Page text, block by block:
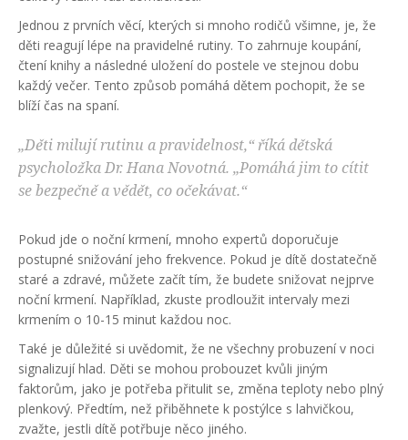
Jednou z prvních věcí, kterých si mnoho rodičů všimne, je, že
děti reagují lépe na pravidelné rutiny. To zahrnuje koupání,
čtení knihy a následné uložení do postele ve stejnou dobu
každý večer. Tento způsob pomáhá dětem pochopit, že se
blíží čas na spaní.
„Děti milují rutinu a pravidelnost,“ říká dětská
psycholožka Dr. Hana Novotná. „Pomáhá jim to cítit
se bezpečně a vědět, co očekávat.“
Pokud jde o noční krmení, mnoho expertů doporučuje
postupné snižování jeho frekvence. Pokud je dítě dostatečně
staré a zdravé, můžete začít tím, že budete snižovat nejprve
noční krmení. Například, zkuste prodloužit intervaly mezi
krmením o 10-15 minut každou noc.
Také je důležité si uvědomit, že ne všechny probuzení v noci
signalizují hlad. Děti se mohou probouzet kvůli jiným
faktorům, jako je potřeba přitulit se, změna teploty nebo plný
plenkový. Předtím, než přiběhnete k postýlce s lahvičkou,
zvažte, jestli dítě potřbuje něco jiného.